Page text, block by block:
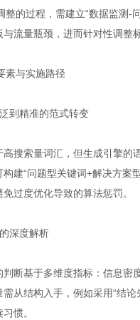
整的过程，需建立“数据监测-
流量瓶颈，进而针对性调
素与实施路径
到精准的范式转变
搜索量词汇，但生成引擎
构建“问题型关键词+解决方
过度优化导致的算法惩罚。
深度解析
断基于多维度指标：信息
从结构入手，例如采用“结
惯。